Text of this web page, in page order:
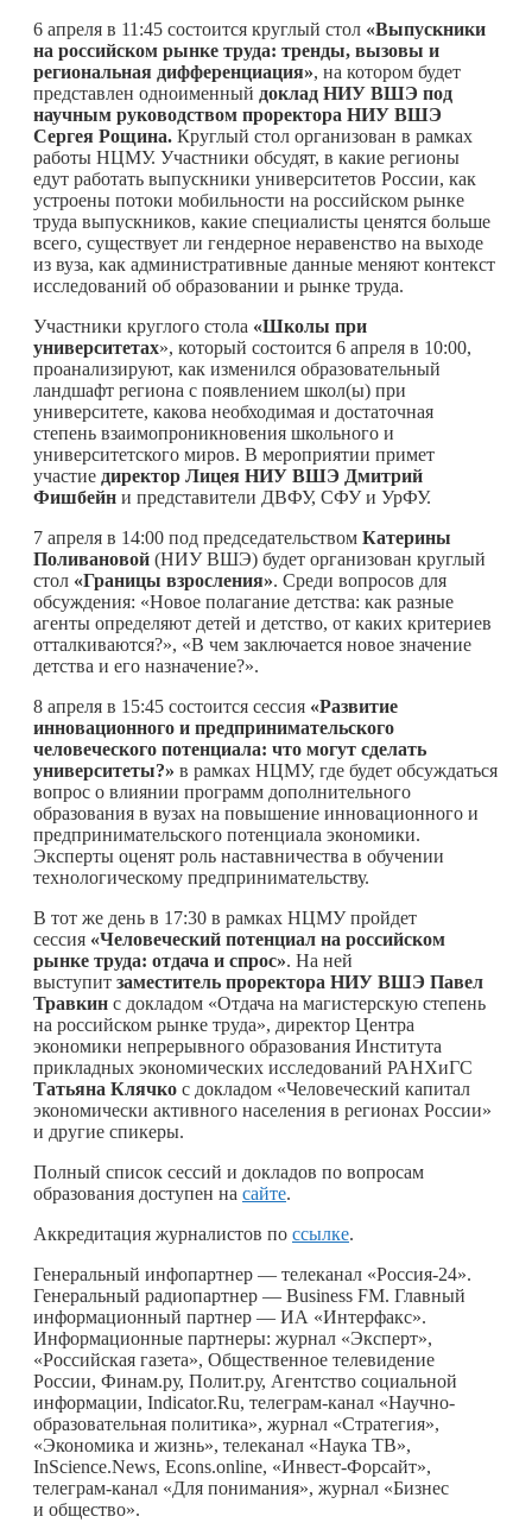
6 апреля в 11:45 состоится круглый стол «Выпускники
на российском рынке труда: тренды, вызовы и
региональная дифференциация», на котором будет
представлен одноименный доклад НИУ ВШЭ под
научным руководством проректора НИУ ВШЭ
Сергея Рощина. Круглый стол организован в рамках
работы НЦМУ. Участники обсудят, в какие регионы
едут работать выпускники университетов России, как
устроены потоки мобильности на российском рынке
труда выпускников, какие специалисты ценятся больше
всего, существует ли гендерное неравенство на выходе
из вуза, как административные данные меняют контекст
исследований об образовании и рынке труда.
Участники круглого стола «Школы при
университетах», который состоится 6 апреля в 10:00,
проанализируют, как изменился образовательный
ландшафт региона с появлением школ(ы) при
университете, какова необходимая и достаточная
степень взаимопроникновения школьного и
университетского миров. В мероприятии примет
участие директор Лицея НИУ ВШЭ Дмитрий
Фишбейн и представители ДВФУ, СФУ и УрФУ.
7 апреля в 14:00 под председательством Катерины
Поливановой (НИУ ВШЭ) будет организован круглый
стол «Границы взросления». Среди вопросов для
обсуждения: «Новое полагание детства: как разные
агенты определяют детей и детство, от каких критериев
отталкиваются?», «В чем заключается новое значение
детства и его назначение?».
8 апреля в 15:45 состоится сессия «Развитие
инновационного и предпринимательского
человеческого потенциала: что могут сделать
университеты?» в рамках НЦМУ, где будет обсуждаться
вопрос о влиянии программ дополнительного
образования в вузах на повышение инновационного и
предпринимательского потенциала экономики.
Эксперты оценят роль наставничества в обучении
технологическому предпринимательству.
В тот же день в 17:30 в рамках НЦМУ пройдет
сессия «Человеческий потенциал на российском
рынке труда: отдача и спрос». На ней
выступит заместитель проректора НИУ ВШЭ Павел
Травкин с докладом «Отдача на магистерскую степень
на российском рынке труда», директор Центра
экономики непрерывного образования Института
прикладных экономических исследований РАНХиГС
Татьяна Клячко с докладом «Человеческий капитал
экономически активного населения в регионах России»
и другие спикеры.
Полный список сессий и докладов по вопросам
образования доступен на сайте.
Аккредитация журналистов по ссылке.
Генеральный инфопартнер — телеканал «Россия-24».
Генеральный радиопартнер — Business FM. Главный
информационный партнер — ИА «Интерфакс».
Информационные партнеры: журнал «Эксперт»,
«Российская газета», Общественное телевидение
России, Финам.ру, Полит.ру, Агентство социальной
информации, Indicator.Ru, телеграм-канал «Научно-
образовательная политика», журнал «Стратегия»,
«Экономика и жизнь», телеканал «Наука ТВ»,
InScience.News, Econs.online, «Инвест-Форсайт»,
телеграм-канал «Для понимания», журнал «Бизнес
и общество».